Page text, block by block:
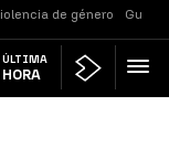
de género
ÚLTIMA
HORA